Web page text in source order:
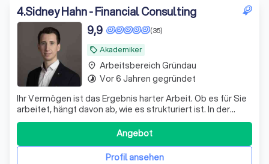
4.Sidney Hahn - Financial Consulting
local_offer Akademiker
(35)
9,9
Ihr Vermögen ist das Ergebnis harter Arbeit. Ob es für Sie
arbeitet, hängt davon ab, wie es strukturiert ist. In der
Praxis zeigen sich bei bestehenden Depots regelmäßig
dieselben Schwachstellen: – eine Zusammensetzung, die
aus einzelnen Empfehlungen gewachsen ist statt aus
einem Plan – laufende KProfil ansehen
Angebot
place Arbeitsbereich Gründau
timelapse Vor 6 Jahren gegründet